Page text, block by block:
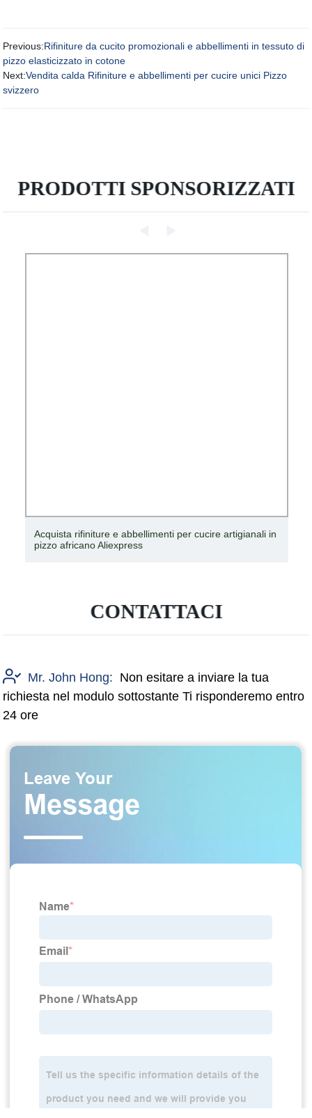
Previous:Rifiniture da cucito promozionali e abbellimenti in tessuto di
pizzo elasticizzato in cotone
Next:Vendita calda Rifiniture e abbellimenti per cucire unici Pizzo
svizzero
PRODOTTI SPONSORIZZATI
Acquista rifiniture e abbellimenti per cucire artigianali in
pizzo africano Aliexpress
CONTATTACI
Mr. John Hong: Non esitare a inviare la tua
richiesta nel modulo sottostante Ti risponderemo entro
24 ore